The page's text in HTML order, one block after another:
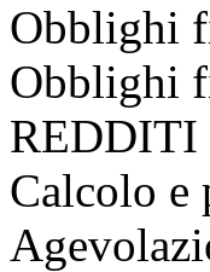
Obblighi
Obblighi
REDDITI
Calcolo e